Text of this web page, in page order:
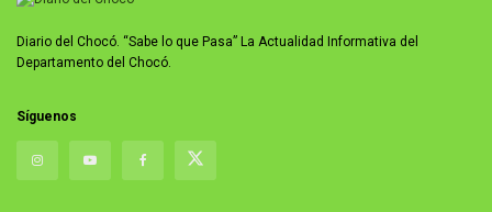
Diario del Chocó. “Sabe lo que Pasa” La Actualidad Informativa del
Departamento del Chocó.
Síguenos